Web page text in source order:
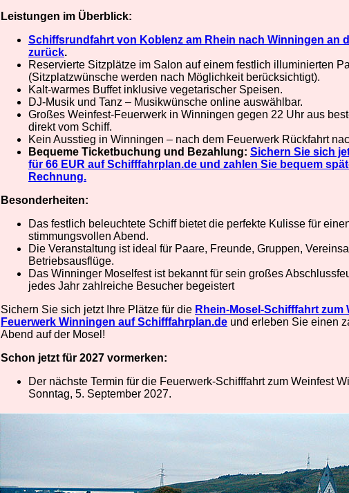
Leistungen im Überblick:
Schiffsrundfahrt von Koblenz am Rhein nach Winningen an
zurück.
Reservierte Sitzplätze im Salon auf einem festlich illuminierten
(Sitzplatzwünsche werden nach Möglichkeit berücksichtigt).
Kalt-warmes Buffet inklusive vegetarischer Speisen.
DJ-Musik und Tanz – Musikwünsche online auswählbar.
Großes Weinfest-Feuerwerk in Winningen gegen 22 Uhr aus
direkt vom Schiff.
Kein Ausstieg in Winningen – nach dem Feuerwerk Rückfahrt
Bequeme Ticketbuchung und Bezahlung: Sichern Sie sich
für 66 EUR auf Schifffahrplan.de und zahlen Sie bequem
Rechnung.
Besonderheiten:
Das festlich beleuchtete Schiff bietet die perfekte Kulisse für
stimmungsvollen Abend.
Die Veranstaltung ist ideal für Paare, Freunde, Gruppen,
Betriebsausflüge.
Das Winninger Moselfest ist bekannt für sein großes
jedes Jahr zahlreiche Besucher begeistert
Sichern Sie sich jetzt Ihre Plätze für die Rhein-Mosel-Schifffahrt zum
Feuerwerk Winningen auf Schifffahrplan.de und erleben Sie einen
Abend auf der Mosel!
Schon jetzt für 2027 vormerken:
Der nächste Termin für die Feuerwerk-Schifffahrt zum Weinfest
Sonntag, 5. September 2027.